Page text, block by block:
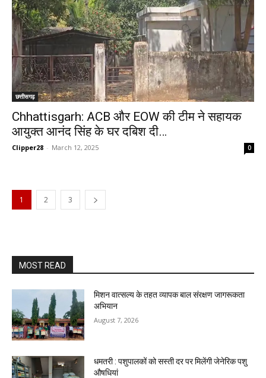
छत्तीसगढ़
Chhattisgarh: ACB और EOW की टीम ने सहायक
आयुक्त आनंद सिंह के घर दबिश दी…
Clipper28 - March 12, 2025 0
1 2 3
MOST READ
मिशन वात्सल्य के तहत व्यापक बाल संरक्षण जागरूकता
अभियान
August 7, 2026
धमतरी : पशुपालकों को सस्ती दर पर मिलेंगी जेनेरिक पशु
औषधियां